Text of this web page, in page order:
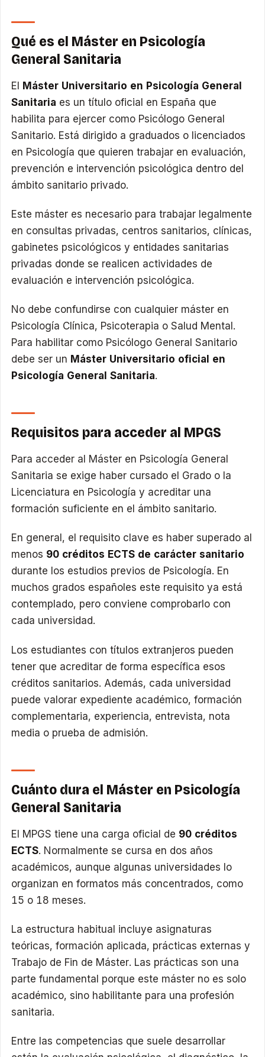
Qué es el Máster en Psicología
General Sanitaria
El Máster Universitario en Psicología General
Sanitaria es un título oficial en España que
habilita para ejercer como Psicólogo General
Sanitario. Está dirigido a graduados o licenciados
en Psicología que quieren trabajar en evaluación,
prevención e intervención psicológica dentro del
ámbito sanitario privado.
Este máster es necesario para trabajar legalmente
en consultas privadas, centros sanitarios, clínicas,
gabinetes psicológicos y entidades sanitarias
privadas donde se realicen actividades de
evaluación e intervención psicológica.
No debe confundirse con cualquier máster en
Psicología Clínica, Psicoterapia o Salud Mental.
Para habilitar como Psicólogo General Sanitario
debe ser un Máster Universitario oficial en
Psicología General Sanitaria.
Requisitos para acceder al MPGS
Para acceder al Máster en Psicología General
Sanitaria se exige haber cursado el Grado o la
Licenciatura en Psicología y acreditar una
formación suficiente en el ámbito sanitario.
En general, el requisito clave es haber superado al
menos 90 créditos ECTS de carácter sanitario
durante los estudios previos de Psicología. En
muchos grados españoles este requisito ya está
contemplado, pero conviene comprobarlo con
cada universidad.
Los estudiantes con títulos extranjeros pueden
tener que acreditar de forma específica esos
créditos sanitarios. Además, cada universidad
puede valorar expediente académico, formación
complementaria, experiencia, entrevista, nota
media o prueba de admisión.
Cuánto dura el Máster en Psicología
General Sanitaria
El MPGS tiene una carga oficial de 90 créditos
ECTS. Normalmente se cursa en dos años
académicos, aunque algunas universidades lo
organizan en formatos más concentrados, como
15 o 18 meses.
La estructura habitual incluye asignaturas
teóricas, formación aplicada, prácticas externas y
Trabajo de Fin de Máster. Las prácticas son una
parte fundamental porque este máster no es solo
académico, sino habilitante para una profesión
sanitaria.
Entre las competencias que suele desarrollar